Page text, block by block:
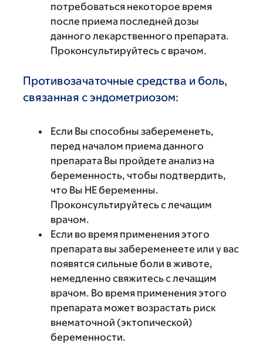
потребоваться некоторое время
после приема последней дозы
данного лекарственного препарата.
Проконсультируйтесь с врачом.
Противозачаточные средства и боль,
связанная с эндометриозом:
Если Вы способны забеременеть,
перед началом приема данного
препарата Вы пройдете анализ на
беременность, чтобы подтвердить,
что Вы НЕ беременны.
Проконсультируйтесь с лечащим
врачом.
Если во время применения этого
препарата вы забеременеете или у вас
появятся сильные боли в животе,
немедленно свяжитесь с лечащим
врачом. Во время применения этого
препарата может возрастать риск
внематочной (эктопической)
беременности.